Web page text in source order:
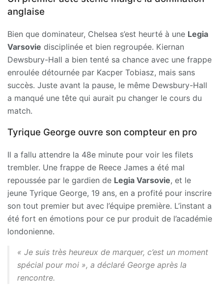
anglaise
Bien que dominateur, Chelsea s’est heurté à une Legia
Varsovie disciplinée et bien regroupée. Kiernan
Dewsbury-Hall a bien tenté sa chance avec une frappe
enroulée détournée par Kacper Tobiasz, mais sans
succès. Juste avant la pause, le même Dewsbury-Hall
a manqué une tête qui aurait pu changer le cours du
match.
Tyrique George ouvre son compteur en pro
Il a fallu attendre la 48e minute pour voir les filets
trembler. Une frappe de Reece James a été mal
repoussée par le gardien de Legia Varsovie, et le
jeune Tyrique George, 19 ans, en a profité pour inscrire
son tout premier but avec l’équipe première. L’instant a
été fort en émotions pour ce pur produit de l’académie
londonienne.
« Je suis très heureux de marquer, c’est un moment
spécial pour moi », a déclaré George après la
rencontre.